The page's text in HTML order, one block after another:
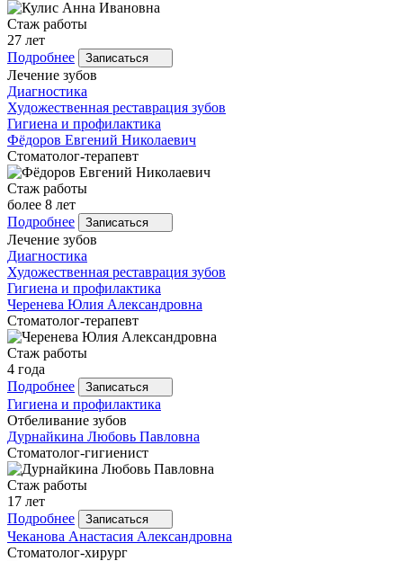
Стаж работы
27 лет
Подробнее
Записаться
Лечение зубов
Диагностика
Художественная реставрация зубов
Гигиена и профилактика
Фёдоров Евгений Николаевич
Стоматолог-терапевт
Стаж работы
более 8 лет
Подробнее
Записаться
Лечение зубов
Диагностика
Художественная реставрация зубов
Гигиена и профилактика
Черенева Юлия Александровна
Стоматолог-терапевт
Стаж работы
4 года
Подробнее
Записаться
Гигиена и профилактика
Отбеливание зубов
Дурнайкина Любовь Павловна
Стоматолог-гигиенист
Стаж работы
17 лет
Подробнее
Записаться
Чеканова Анастасия Александровна
Стоматолог-хирург